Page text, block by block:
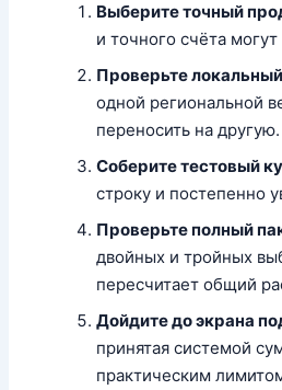
Выберите точный
и точного счёта могут
Проверьте
одной региональной
переносить на другую.
Соберите тестовый
строку и постепенно
Проверьте полный
двойных и тройных
пересчитает общий
Дойдите до экрана
принятая системой
практическим